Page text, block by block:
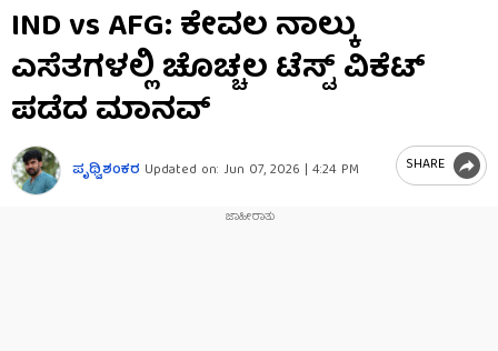
seconds
17
seconds
IND vs AFG: ಕೇವಲ ನಾಲ್ಕು
ಎಸೆತಗಳಲ್ಲಿ ಚೊಚ್ಚಲ ಟೆಸ್ಟ್ ವಿಕೆಟ್
ಪಡೆದ ಮಾನವ್
ಪೃಥ್ವಿಶಂಕರ Updated on: Jun 07, 2026 | 4:24 PM SHARE